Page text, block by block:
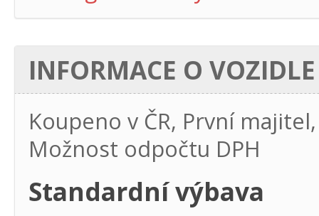
INFORMACE O VOZIDLE
Koupeno v ČR, První
Možnost odpočtu DPH
Standardní výbava